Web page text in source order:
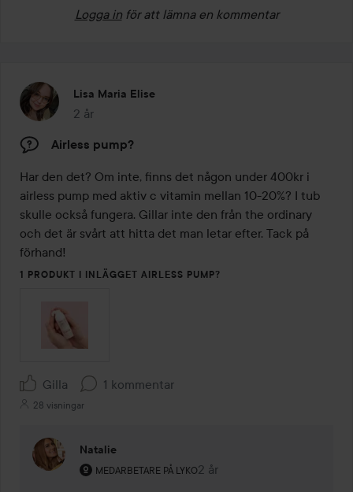
Logga in för att lämna en kommentar
Lisa Maria Elise
2 år
Inlägget skapades 2 år
Airless pump?
Har den det? Om inte, finns det någon under 400kr i
airless pump med aktiv c vitamin mellan 10-20%? I tub
skulle också fungera. Gillar inte den från the ordinary
och det är svårt att hitta det man letar efter. Tack på
förhand!
1 PRODUKT I INLÄGGET AIRLESS PUMP?
Gilla 1 kommentar
28 visningar
Natalie
MEDARBETARE PÅ LYKO
Användarens roll: Medarbetare på Lyko.
2 år
Kommentaren lades 2 år